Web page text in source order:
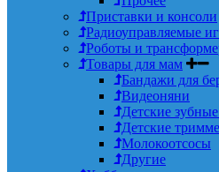
Приставки и консоли
Радиоуправляемые
Роботы и
Товары для мам
Бандажи для
Видеоняни
Детские
Детские
Молокоотсосы
Другие